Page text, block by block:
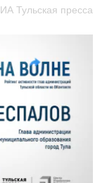
ИА Тульская пресса